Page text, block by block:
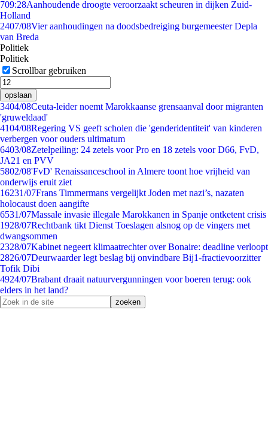
709:28Aanhoudende droogte veroorzaakt scheuren in dijken Zuid-
Holland
2407/08Vier aanhoudingen na doodsbedreiging burgemeester Depla
van Breda
Politiek
Politiek
Scrollbar gebruiken
opslaan
3404/08Ceuta-leider noemt Marokkaanse grensaanval door migranten
'gruweldaad'
4104/08Regering VS geeft scholen die 'genderidentiteit' van kinderen
verbergen voor ouders ultimatum
6403/08Zetelpeiling: 24 zetels voor Pro en 18 zetels voor D66, FvD,
JA21 en PVV
5802/08'FvD' Renaissanceschool in Almere toont hoe vrijheid van
onderwijs eruit ziet
16231/07Frans Timmermans vergelijkt Joden met nazi’s, nazaten
holocaust doen aangifte
6531/07Massale invasie illegale Marokkanen in Spanje ontketent crisis
1928/07Rechtbank tikt Dienst Toeslagen alsnog op de vingers met
dwangsommen
2328/07Kabinet negeert klimaatrechter over Bonaire: deadline verloopt
2826/07Deurwaarder legt beslag bij onvindbare Bij1-fractievoorzitter
Tofik Dibi
4924/07Brabant draait natuurvergunningen voor boeren terug: ook
elders in het land?